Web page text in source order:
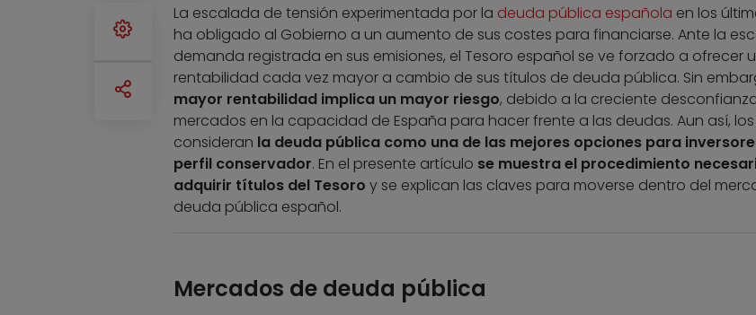
La escalada de tensión experimentada por la deuda pública española en los
ha obligado al Gobierno a un aumento de sus costes para financiarse. Ante la
demanda registrada en sus emisiones, el Tesoro español se ve forzado a ofrecer
rentabilidad cada vez mayor a cambio de sus títulos de deuda pública. Sin
mayor rentabilidad implica un mayor riesgo, debido a la creciente
mercados en la capacidad de España para hacer frente a las deudas. Aun así,
consideran la deuda pública como una de las mejores opciones para
perfil conservador. En el presente artículo se muestra el procedimiento
adquirir títulos del Tesoro y se explican las claves para moverse dentro del
deuda pública español.
Mercados de deuda pública